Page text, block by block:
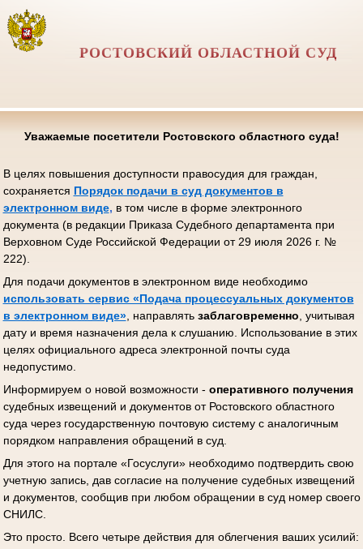
РОСТОВСКИЙ ОБЛАСТНОЙ СУД
Уважаемые посетители Ростовского областного суда!
В целях повышения доступности правосудия для граждан,
сохраняется Порядок подачи в суд документов в
электронном виде, в том числе в форме электронного
документа (в редакции Приказа Судебного департамента при
Верховном Суде Российской Федерации от 29 июля 2026 г. №
222).
Для подачи документов в электронном виде необходимо
использовать сервис «Подача процессуальных документов
в электронном виде», направлять заблаговременно , учитывая
дату и время назначения дела к слушанию. Использование в этих
целях официального адреса электронной почты суда
недопустимо.
Информируем о новой возможности - оперативного получения
судебных извещений и документов от Ростовского областного
суда через государственную почтовую систему с аналогичным
порядком направления обращений в суд.
Для этого на портале «Госуслуги» необходимо подтвердить свою
учетную запись, дав согласие на получение судебных извещений
и документов, сообщив при любом обращении в суд номер своего
СНИЛС.
Это просто. Всего четыре действия для облегчения ваших усилий: